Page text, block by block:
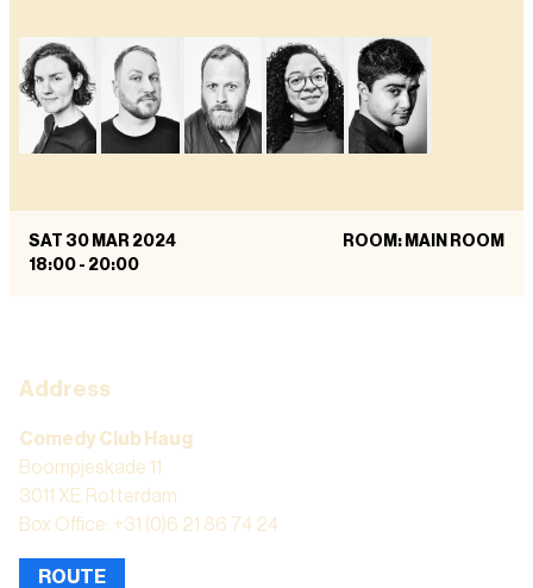
SAT 30 MAR 2024
18:00 - 20:00
ROOM: MAIN ROOM
Address
Comedy Club Haug
Boompjeskade 11
3011 XE Rotterdam
Box Office: +31 (0)6 21 86 74 24
ROUTE